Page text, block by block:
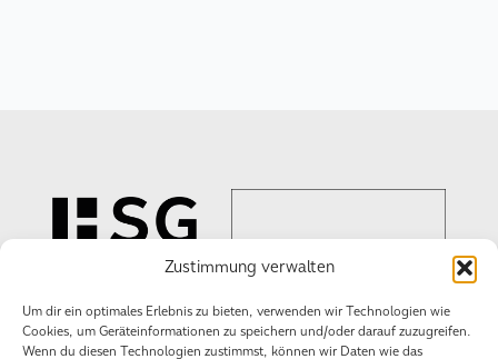
Zustimmung verwalten
Um dir ein optimales Erlebnis zu bieten, verwenden wir Technologien wie
Cookies, um Geräteinformationen zu speichern und/oder darauf zuzugreifen.
Wenn du diesen Technologien zustimmst, können wir Daten wie das